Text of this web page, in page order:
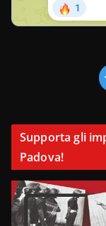
Supporta gli
Padova!